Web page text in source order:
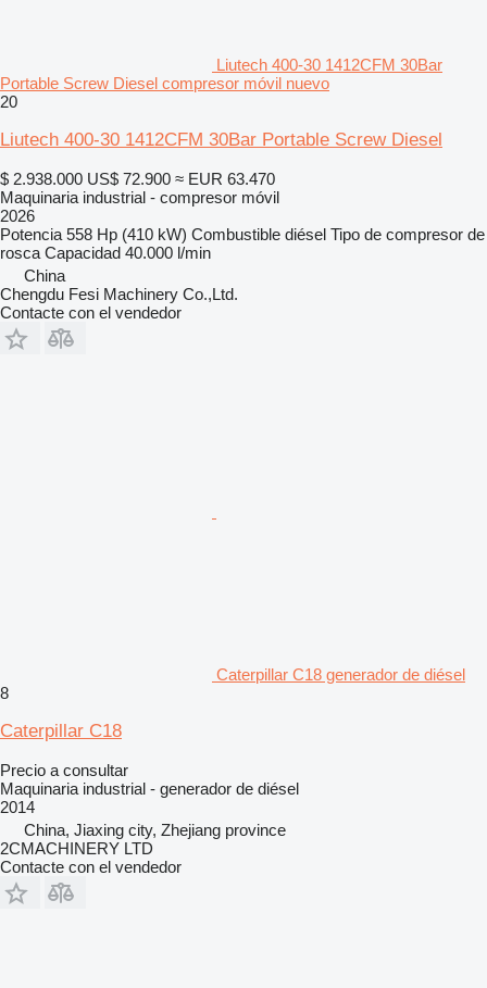
Liutech 400-30 1412CFM 30Bar
Portable Screw Diesel compresor móvil nuevo
20
Liutech 400-30 1412CFM 30Bar Portable Screw Diesel
$ 2.938.000 US$ 72.900 ≈ EUR 63.470
Maquinaria industrial - compresor móvil
2026
Potencia 558 Hp (410 kW) Combustible diésel Tipo de compresor de
rosca Capacidad 40.000 l/min
China
Chengdu Fesi Machinery Co.,Ltd.
Contacte con el vendedor
Caterpillar C18 generador de diésel
8
Caterpillar C18
Precio a consultar
Maquinaria industrial - generador de diésel
2014
China, Jiaxing city, Zhejiang province
2CMACHINERY LTD
Contacte con el vendedor